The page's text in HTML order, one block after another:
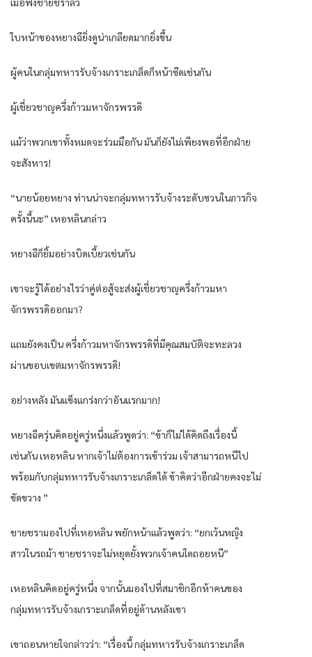
ใบหน้าของหยางฉียิ่งดูน่าเกลียดมากยิ่งขึ้น
ผู้คนในกลุ่มทหารรับจ้างเกราะเกล็ดก็หน้าซีดเช่นกัน
ผู้เชี่ยวชาญครึ่งก้าวมหาจักรพรรดิ
แม้ว่าพวกเขาทั้งหมดจะร่วมมือกัน มันก็ยังไม่เพียงพอที่อีกฝ่าย
จะสังหาร!
“นายน้อยหยาง ท่านน่าจะกลุ่มทหารรับจ้างระดับซวนในภารกิจ
ครั้งนี้นะ” เหอหลินกล่าว
หยางฉีก็ยิ้มอย่างบิดเบี้ยวเช่นกัน
เขาจะรู้ได้อย่างไรว่าคู่ต่อสู้จะส่งผู้เชี่ยวชาญครึ่งก้าวมหา
จักรพรรดิออกมา?
แถมยังคงเป็น ครึ่งก้าวมหาจักรพรรดิที่มีคุณสมบัติจะทะลวง
ผ่านขอบเขตมหาจักรพรรดิ!
อย่างหลัง มันแข็งแกร่งกว่าอันแรกมาก!
หยางฉีครุ่นคิดอยู่ครู่หนึ่งแล้วพูดว่า: “ข้าก็ไม่ได้คิดถึงเรื่องนี้
เช่นกัน เหอหลิน หากเจ้าไม่ต้องการเข้าร่วม เจ้าสามารถหนีไป
พร้อมกับกลุ่มทหารรับจ้างเกราะเกล็ดได้ ข้าคิดว่าอีกฝ่ายคงจะไม่
ขัดขวาง ”
ชายชรามองไปที่เหอหลิน พยักหน้าแล้วพูดว่า: “ยกเว้นหญิง
สาวในรถม้า ชายชราจะไม่หยุดยั้งพวกเจ้าคนใดถอยหนี”
เหอหลินคิดอยู่ครู่หนึ่ง จากนั้นมองไปที่สมาชิกอีกห้าคนของ
กลุ่มทหารรับจ้างเกราะเกล็ดที่อยู่ด้านหลังเขา
เขาถอนหายใจกล่าวว่า: “เรื่องนี้ กลุ่มทหารรับจ้างเกราะเกล็ด